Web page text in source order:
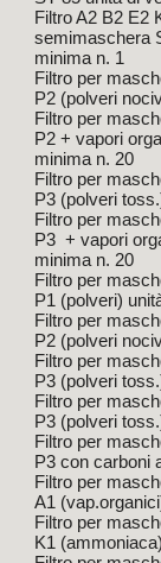
Filtro A2 B2 E2
semimaschera
minima n. 1
Filtro per
P2 (polveri
Filtro per
P2 + vapori
minima n. 20
Filtro per
P3 (polveri
Filtro per
P3 + vapori
minima n. 20
Filtro per
P1 (polveri)
Filtro per
P2 (polveri
Filtro per
P3 (polveri
Filtro per
P3 (polveri
Filtro per
P3 con carboni
Filtro per
A1
Filtro per
K1